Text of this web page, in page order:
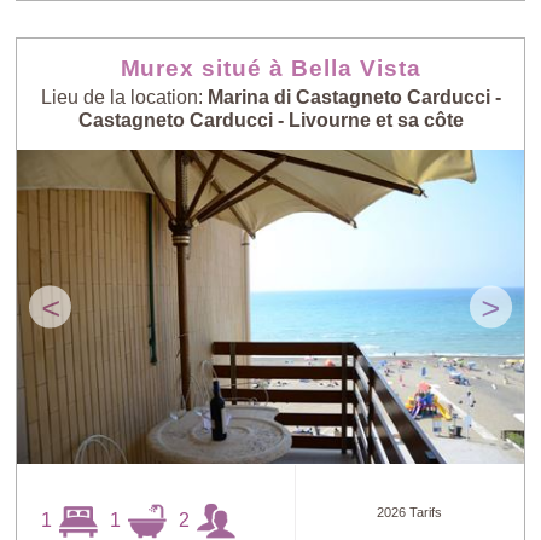
Prix: + > -
Nombre de
personnes: - >
+
Nombre de
personnes: + > -
Villas les plus
récentes
Murex situé à Bella Vista
Lieu de la location: Marina di Castagneto Carducci -
Castagneto Carducci - Livourne et sa côte
< >
1 1 2 2026 Tarifs